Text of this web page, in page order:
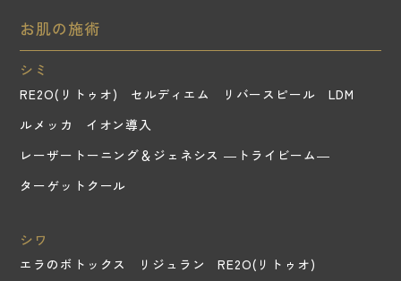
お肌の施術
シミ
RE2O(リトゥオ) セルディエム リバースピール
LDM
ルメッカ
イオン導入
レーザートーニング＆ジェネシス ―トライビーム―
ターゲットクール
シワ
エラのボトックス リジュラン
RE2O(リトゥオ)